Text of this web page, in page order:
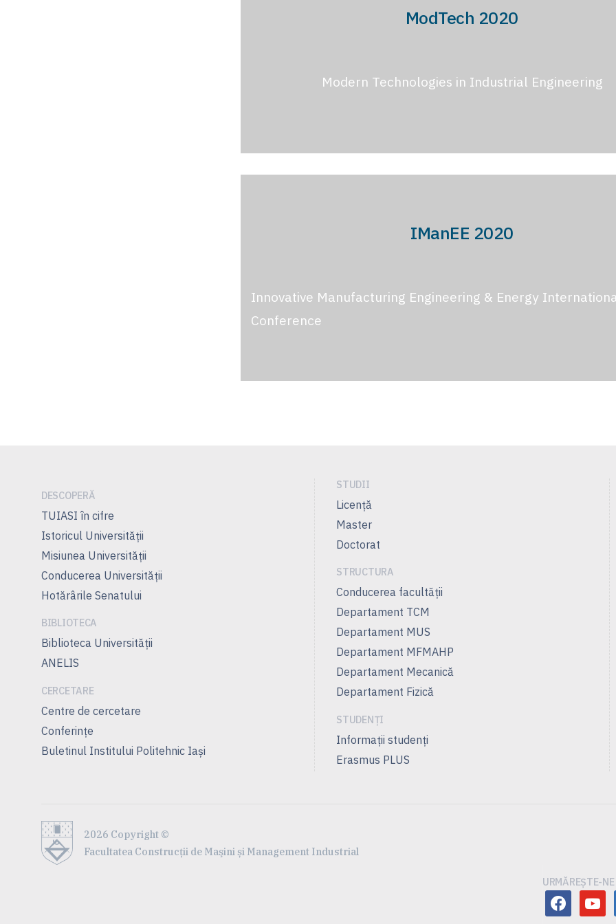
ModTech 2020
Modern Technologies in Industrial Engineering
IManEE 2020
Innovative Manufacturing Engineering & Energy
Conference
DESCOPERĂ
TUIASI în cifre
Istoricul Universităţii
Misiunea Universităţii
Conducerea Universităţii
Hotărârile Senatului
BIBLIOTECA
Biblioteca Universității
ANELIS
CERCETARE
Centre de cercetare
Conferinţe
Buletinul Institului Politehnic Iași
STUDII
Licenţă
Master
Doctorat
STRUCTURA
Conducerea facultăţii
Departament TCM
Departament MUS
Departament MFMAHP
Departament Mecanică
Departament Fizică
STUDENȚI
Informaţii studenţi
Erasmus PLUS
2026 Copyright ©
Facultatea Construcţii de Maşini și Management Industrial
URMĂREȘTE-
facebook